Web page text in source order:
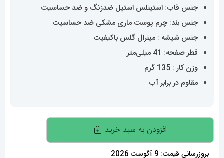
جنس قاب: استینلس استیل ضدزنگ و ضد حساسیت
جنس بند: چرم پوست ماری مشکی ضد حساسیت
جنس شیشه : مینرال گلس باکیفیت
قطر صفحه: 41 میلی‌متر
وزن کار : 135 گرم
مقاوم در برابر آب
ساعت
مچی
مردانه
افزودن به سبد خرید
بروزرسانی قیمت: 9 آگوست 2026